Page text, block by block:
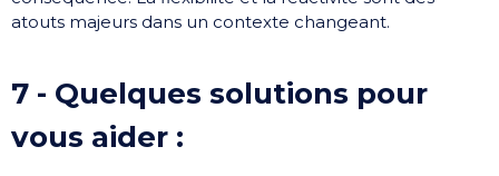
atouts majeurs dans un contexte changeant.
7 - Quelques solutions pour
vous aider :​